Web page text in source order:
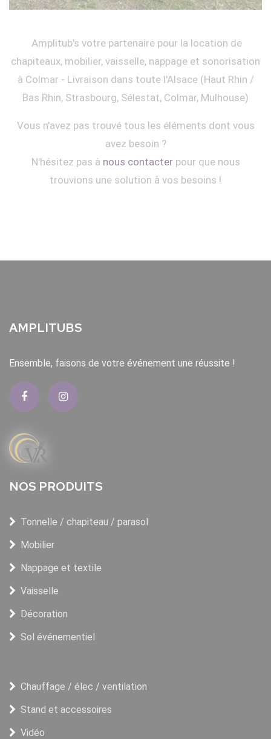
Amplitub's votre partenaire pour la location de
chapiteaux, mobilier, vaisselle, nappage et sonorisation
à Colmar - Livraison dans toute l'Alsace (Haut Rhin /
Bas Rhin, Strasbourg, Sélestat, Colmar, Mulhouse)
Vous n'avez pas trouvé tous les éléments dont vous
avez besoin ?
N'hésitez pas à nous contacterpour que nous
trouvions une solution à vos besoins !
AMPLITUBS
Ensemble, faisons de votre événement une réussite !
NOS PRODUITS
Tonnelle / chapiteau / parasol
Mobilier
Nappage et textile
Vaisselle
Décoration
Sol événementiel
Chauffage / élec / ventilation
Stand et accessoires
Vidéo